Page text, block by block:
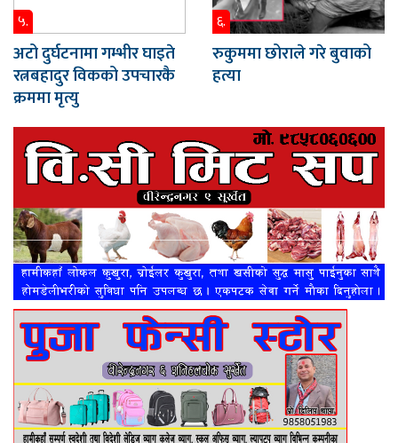
५.
अटो दुर्घटनामा गम्भीर घाइते
रत्नबहादुर विकको उपचारकै
क्रममा मृत्यु
६.
रुकुममा छोराले गरे बुवाको
हत्या